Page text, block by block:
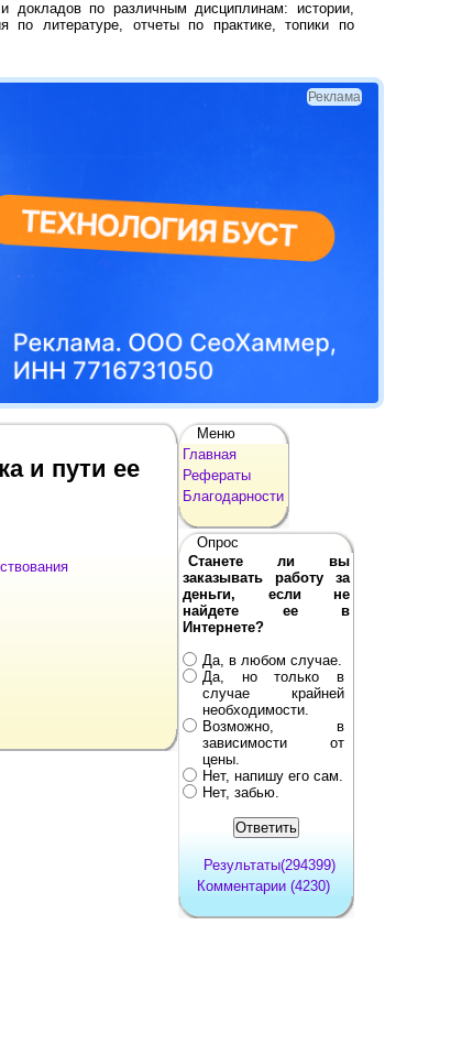
докладов по различным дисциплинам: истории,
по литературе, отчеты по практике, топики по
Реклама
и пути ее
Меню
Главная
Рефераты
Благодарности
Опрос
Станете ли вы
заказывать работу за
деньги, если не
найдете ее в
Интернете?
Да, в любом случае.
Да, но только в
случае крайней
необходимости.
Возможно, в
зависимости от
цены.
Нет, напишу его сам.
Нет, забью.
Результаты(294399)
Комментарии (4230)